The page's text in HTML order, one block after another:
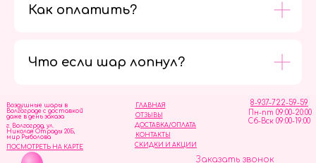
Как оплатить?
Что если шар лопнул?
ОТЗЫВЫ
ГЛАВНАЯ
ДОСТАВКА/ОПЛАТА
СКИДКИ И АКЦИИ
КОНТАКТЫ
8-937-722-59-59
Пн-пт 09:00-20:00
Сб-Вск 09:00-19:00
Воздушные шары в
Волгограде с доставкой
даже в день заказа
Заказать звонок
г. Волгоград, ул.
Николая Отрады 20Б,
мир Рыболова
ПОСМОТРЕТЬ НА КАРТЕ